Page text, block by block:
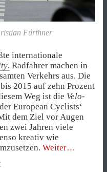
Fürthner
internationale
. Radfahrer machen in
Verkehrs aus. Die
2015 auf zehn Prozent
Weg ist die Velo-
European Cyclists‘
dem Ziel vor Augen
zwei Jahren viele
kreativ wie
Weiter„Wie